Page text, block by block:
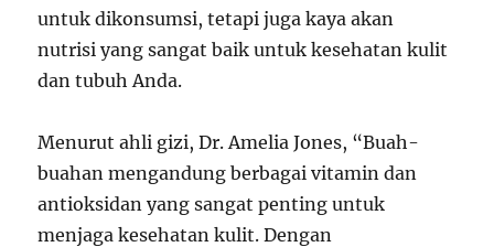
untuk dikonsumsi, tetapi juga kaya akan
nutrisi yang sangat baik untuk kesehatan kulit
dan tubuh Anda.
Menurut ahli gizi, Dr. Amelia Jones, “Buah-
buahan mengandung berbagai vitamin dan
antioksidan yang sangat penting untuk
menjaga kesehatan kulit. Dengan